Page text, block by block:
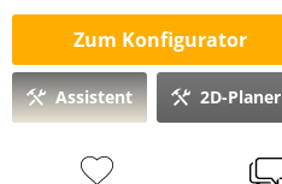
Zum Konfigurator
Assistent 2D-Planer